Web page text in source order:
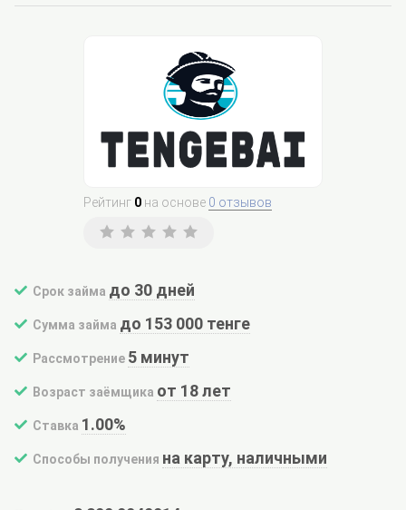
Рейтинг 0 на основе 0 отзывов
Срок займа до 30 дней
Сумма займа до 153 000 тенге
Рассмотрение 5 минут
Возраст заёмщика от 18 лет
Ставка 1.00%
Способы получения на карту, наличными